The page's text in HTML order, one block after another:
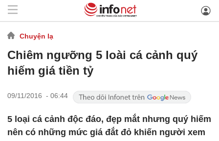
Chuyện lạ
Chiêm ngưỡng 5 loài cá cảnh quý
hiếm giá tiền tỷ
09/11/2016 - 06:44
5 loại cá cảnh độc đáo, đẹp mắt nhưng quý hiếm
nên có những mức giá đắt đỏ khiến người xem